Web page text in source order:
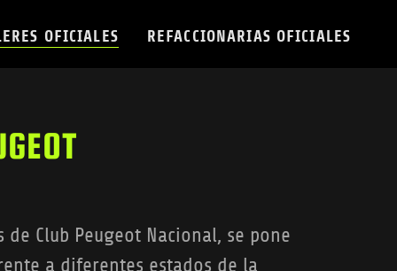
OFICIALES REFACCIONARIAS OFICIALES
de Club Peugeot Nacional, se pone
a diferentes estados de la